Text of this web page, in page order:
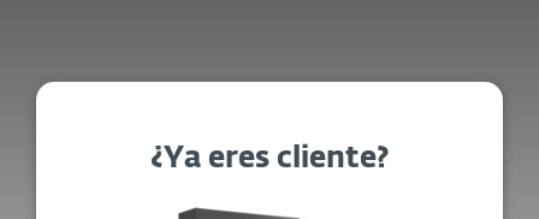
¿Ya eres cliente?